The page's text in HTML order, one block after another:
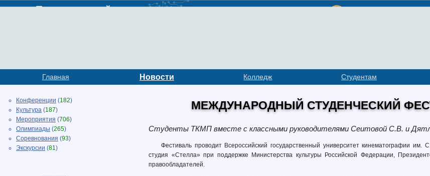
Главная Новости Колледж Студентам
Конференции (182)
Культура (187)
Мероприятия (706)
Олимпиады (265)
Соревнования (93)
Экскурсии (81)
МЕЖДУНАРОДНЫЙ СТУДЕНЧЕСКИЙ
Студенты ТКМП вместе с классными руководителями Сеитовой С.В. и
Фестиваль проводит Всероссийский государственный университет кинематографии
студия «Стелла» при поддержке Министерства культуры Российской Федерации,
правообладателей.